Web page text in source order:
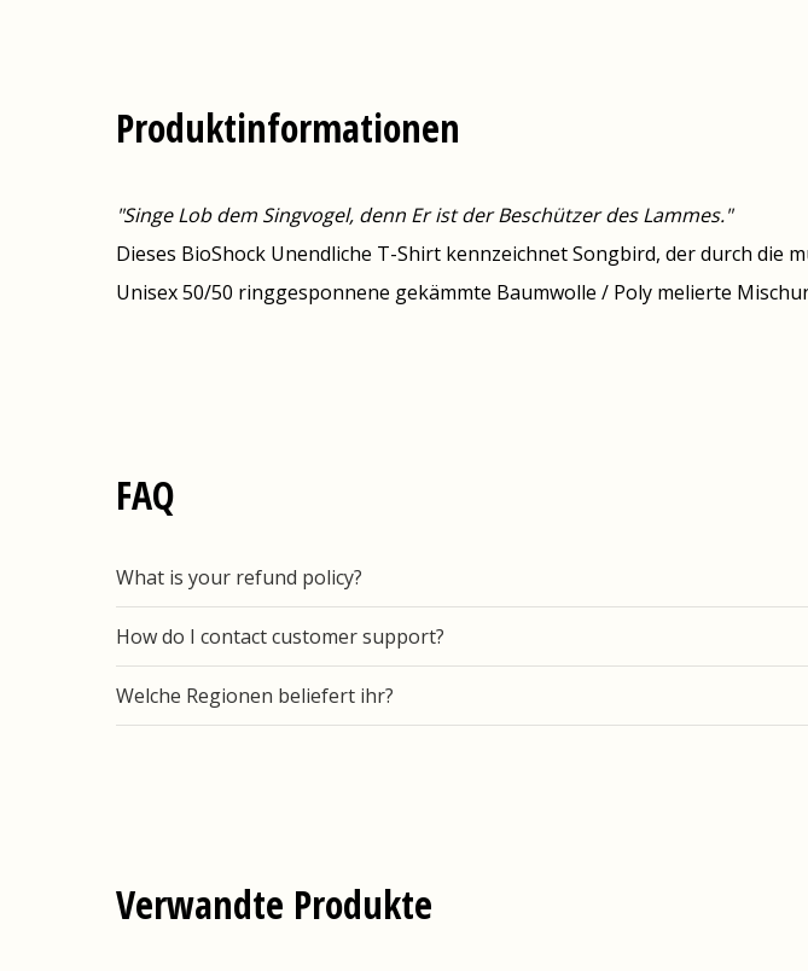
Produktinformationen
"Singe Lob dem Singvogel, denn Er ist der Beschützer des Lammes."
Dieses BioShock Unendliche T-Shirt kennzeichnet Songbird, der durch die
Unisex 50/50 ringgesponnene gekämmte Baumwolle / Poly melierte
FAQ
What is your refund policy?
How do I contact customer support?
Welche Regionen beliefert ihr?
Verwandte Produkte